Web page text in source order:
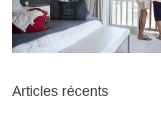
Articles récents